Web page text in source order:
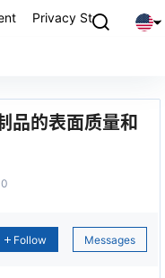
Privacy Statement
品的表面质量和
0
Follow Messages